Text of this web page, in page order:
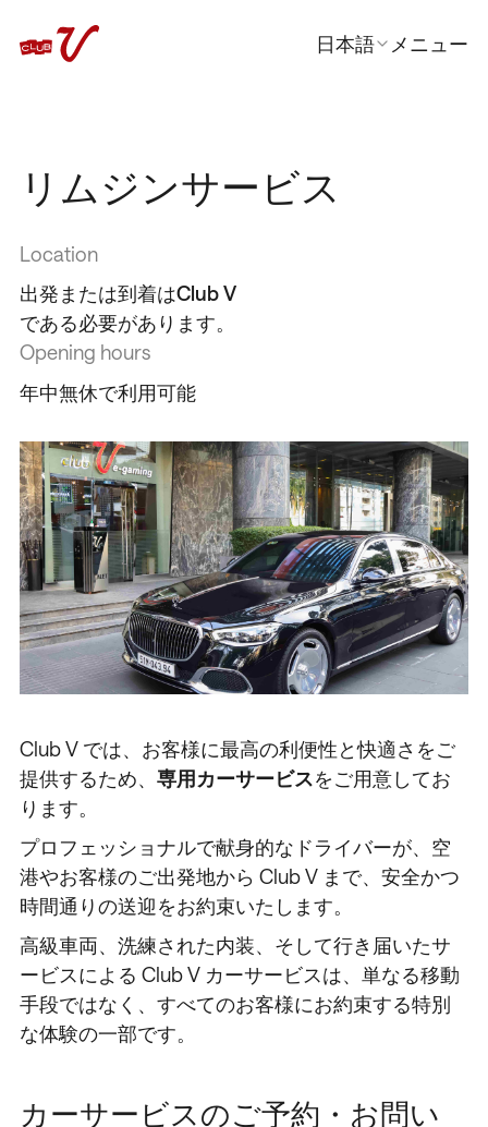
日本語
中文
メニュー
リムジンサービス
Club V では、お客様に最高の利便性と快適さをご
提供するため、専用カーサービスをご用意してお
ります。
プロフェッショナルで献身的なドライバーが、空
港やお客様のご出発地から Club V まで、安全かつ
時間通りの送迎をお約束いたします。
高級車両、洗練された内装、そして行き届いたサ
ービスによる Club V カーサービスは、単なる移動
手段ではなく、すべてのお客様にお約束する特別
な体験の一部です。
カーサービスのご予約・お問い
Location
出発または到着はClub V
である必要があります。
Opening hours
年中無休で利用可能